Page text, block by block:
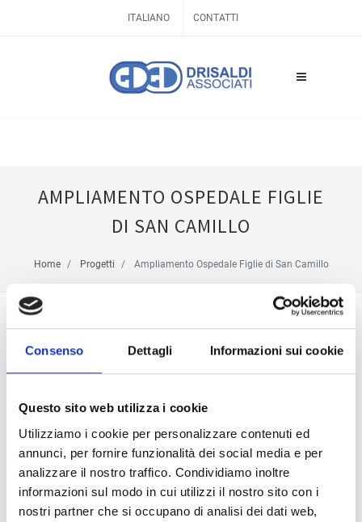
Consenso Dettagli Informazioni sui cookie
Questo sito web utilizza i cookie
Utilizziamo i cookie per personalizzare contenuti ed
annunci, per fornire funzionalità dei social media e per
analizzare il nostro traffico. Condividiamo inoltre
informazioni sul modo in cui utilizzi il nostro sito con i
nostri partner che si occupano di analisi dei dati web,
ITALIANO CONTATTI
AMPLIAMENTO OSPEDALE FIGLIE
DI SAN CAMILLO
Home Progetti Ampliamento Ospedale Figlie di San Camillo
Descrizione